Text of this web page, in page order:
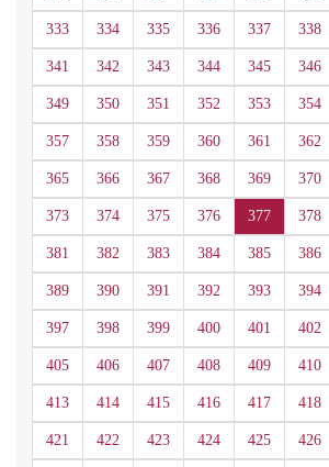
333 334 335 336 337 338
341 342 343 344 345 346
349 350 351 352 353 354
357 358 359 360 361 362
365 366 367 368 369 370
373 374 375 376 377 378
381 382 383 384 385 386
389 390 391 392 393 394
397 398 399 400 401 402
405 406 407 408 409 410
413 414 415 416 417 418
421 422 423 424 425 426